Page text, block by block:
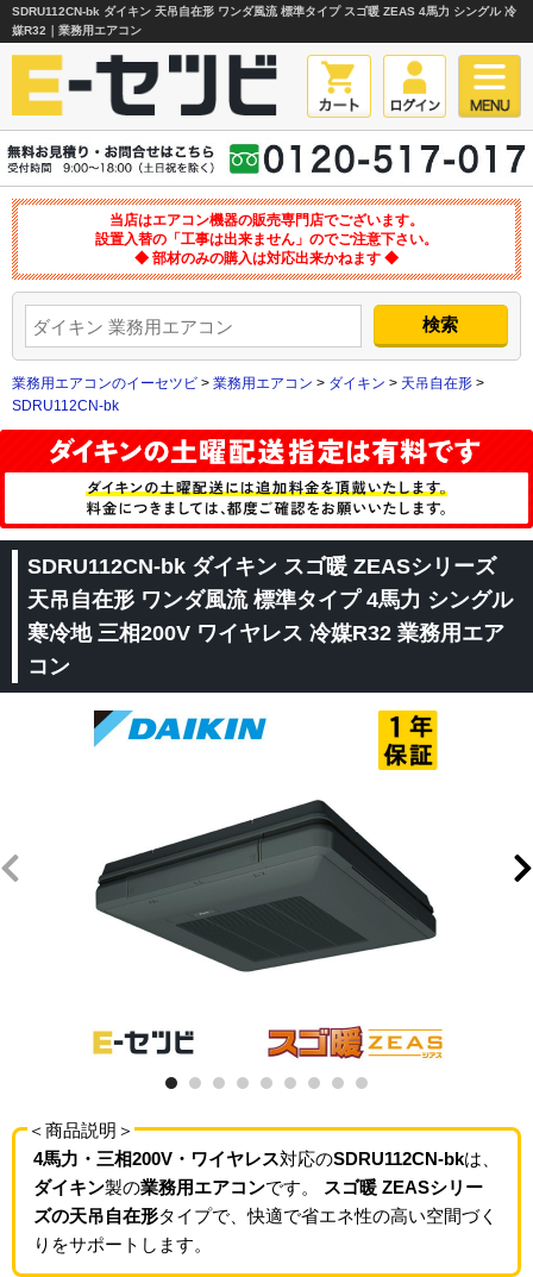
SDRU112CN-bk ダイキン 天吊自在形 ワンダ風流 標準タイプ スゴ暖 ZEAS 4馬力 シングル 冷
媒R32｜業務用エアコン
当店はエアコン機器の販売専門店でございます。
設置入替の「工事は出来ません」のでご注意下さい。
◆ 部材のみの購入は対応出来かねます ◆
業務用エアコンのイーセツビ > 業務用エアコン > ダイキン > 天吊自在形 >
SDRU112CN-bk
SDRU112CN-bk ダイキン スゴ暖 ZEASシリーズ
天吊自在形 ワンダ風流 標準タイプ 4馬力 シングル
寒冷地 三相200V ワイヤレス 冷媒R32 業務用エア
コン
＜商品説明＞
4馬力・三相200V・ワイヤレス対応のSDRU112CN-bkは、
ダイキン製の業務用エアコンです。
スゴ暖 ZEASシリー
ズの天吊自在形タイプで、快適で省エネ性の高い空間づく
りをサポートします。